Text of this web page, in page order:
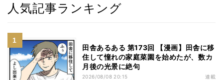
人気記事ランキング
田舎あるある 第173回 【漫画】田舎に移
住して憧れの家庭菜園を始めたが、数カ
月後の光景に絶句
2026/08/08 20:15 連載